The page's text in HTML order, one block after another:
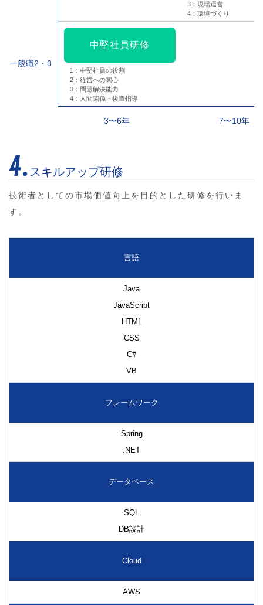
3：現場運営
4：環境づくり
一般職2・3
中堅社員研修
1：中堅社員の役割
2：経営への関心
3：問題解決能力
4：人間関係・後輩指導
3〜6年 7〜10年
4. スキルアップ研修
技術者としての市場価値向上を目的とした研修を行いま
す。
言語
Java
JavaScript
HTML
CSS
C#
VB
フレームワーク
Spring
.NET
データベース
SQL
DB設計
Cloud
AWS